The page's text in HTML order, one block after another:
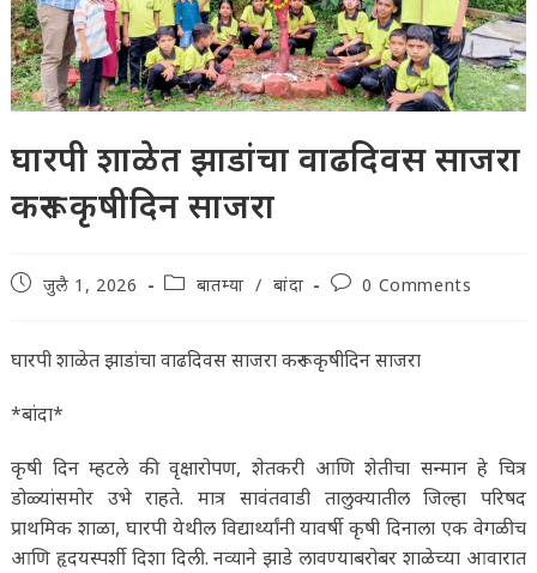
घारपी शाळेत झाडांचा वाढदिवस साजरा
करून कृषीदिन साजरा
Postजुलै 1, 2026
Postबातम्या / बांदा
Post0 Comments
घारपी शाळेत झाडांचा वाढदिवस साजरा करून कृषीदिन साजरा
*बांदा*
कृषी दिन म्हटले की वृक्षारोपण, शेतकरी आणि शेतीचा सन्मान हे चित्र
डोळ्यांसमोर उभे राहते. मात्र सावंतवाडी तालुक्यातील जिल्हा परिषद
प्राथमिक शाळा, घारपी येथील विद्यार्थ्यांनी यावर्षी कृषी दिनाला एक वेगळीच
आणि हृदयस्पर्शी दिशा दिली. नव्याने झाडे लावण्याबरोबर शाळेच्या आवारात